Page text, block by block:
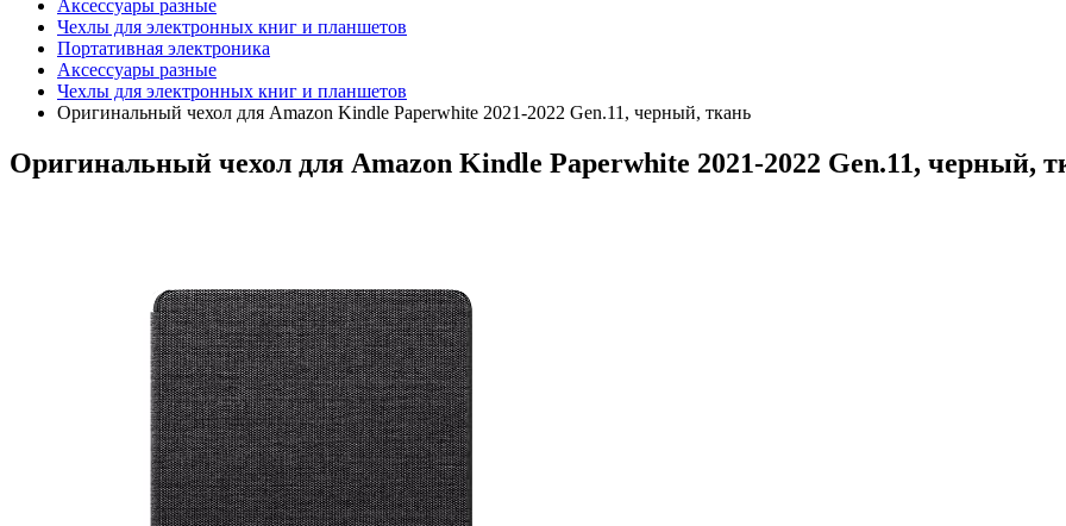
Аксессуары разные
Чехлы для электронных книг и планшетов
Портативная электроника
Аксессуары разные
Чехлы для электронных книг и планшетов
Оригинальный чехол для Amazon Kindle Paperwhite 2021-2022 Gen.11, черный, ткань
Оригинальный чехол для Amazon Kindle Paperwhite 2021-2022 Gen.11, черный,